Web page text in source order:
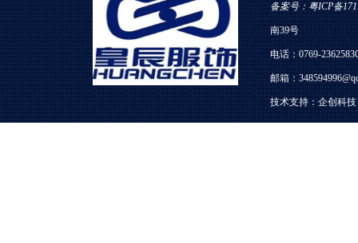
备案号：粤ICP备
南39号
电话：0769-
邮箱：
技术支持： 企创科技